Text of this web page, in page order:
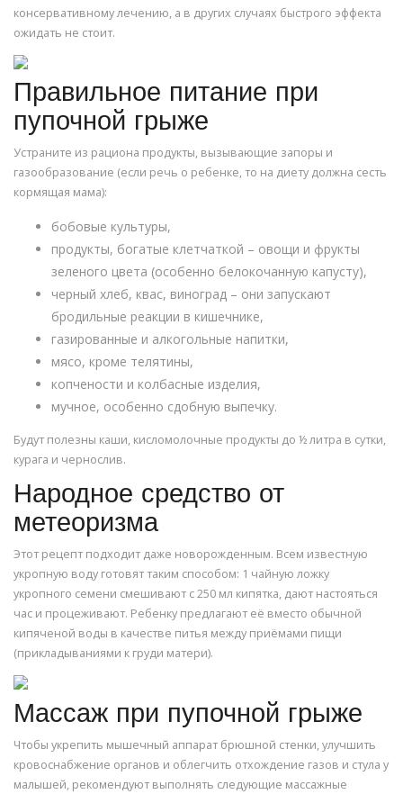
консервативному лечению, а в других случаях быстрого эффекта
ожидать не стоит.
Правильное питание при
пупочной грыже
Устраните из рациона продукты, вызывающие запоры и
газообразование (если речь о ребенке, то на диету должна сесть
кормящая мама):
бобовые культуры,
продукты, богатые клетчаткой – овощи и фрукты
зеленого цвета (особенно белокочанную капусту),
черный хлеб, квас, виноград – они запускают
бродильные реакции в кишечнике,
газированные и алкогольные напитки,
мясо, кроме телятины,
копчености и колбасные изделия,
мучное, особенно сдобную выпечку.
Будут полезны каши, кисломолочные продукты до ½ литра в сутки,
курага и чернослив.
Народное средство от
метеоризма
Этот рецепт подходит даже новорожденным. Всем известную
укропную воду готовят таким способом: 1 чайную ложку
укропного семени смешивают с 250 мл кипятка, дают настояться
час и процеживают. Ребенку предлагают её вместо обычной
кипяченой воды в качестве питья между приёмами пищи
(прикладываниями к груди матери).
Массаж при пупочной грыже
Чтобы укрепить мышечный аппарат брюшной стенки, улучшить
кровоснабжение органов и облегчить отхождение газов и стула у
малышей, рекомендуют выполнять следующие массажные